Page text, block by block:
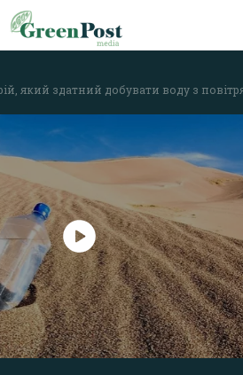
який здатний добувати воду з